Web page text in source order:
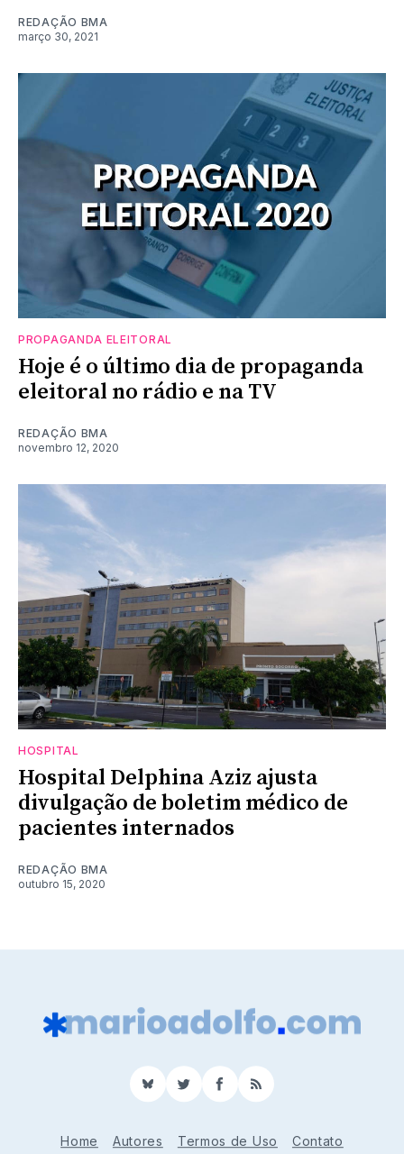
REDAÇÃO BMA
março 30, 2021
PROPAGANDA ELEITORAL
Hoje é o último dia de propaganda
eleitoral no rádio e na TV
REDAÇÃO BMA
novembro 12, 2020
HOSPITAL
Hospital Delphina Aziz ajusta
divulgação de boletim médico de
pacientes internados
REDAÇÃO BMA
outubro 15, 2020
BlueSkyTwitterFacebook
RSS
Home Autores Termos de Uso Contato